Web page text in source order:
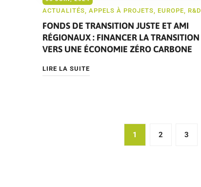
ACTUALITÉS APPELS À PROJETS EUROPE R&D
FONDS DE TRANSITION JUSTE ET AMI
RÉGIONAUX : FINANCER LA TRANSITION
VERS UNE ÉCONOMIE ZÉRO CARBONE
LIRE LA SUITE
1 2 3